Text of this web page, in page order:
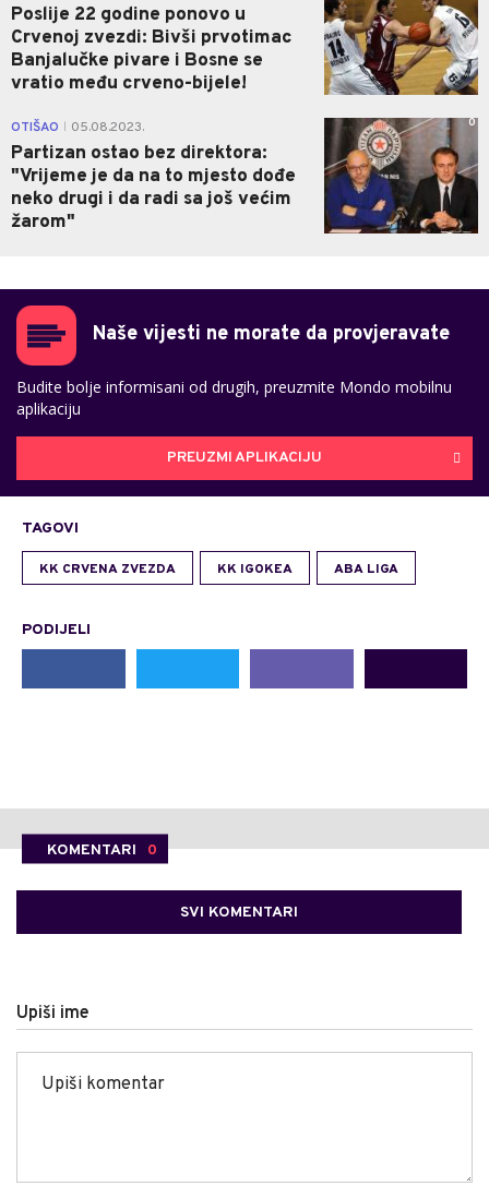
Poslije 22 godine ponovo u
Crvenoj zvezdi: Bivši prvotimac
Banjalučke pivare i Bosne se
vratio među crveno-bijele!
OTIŠAO 05.08.2023.
Partizan ostao bez direktora:
"Vrijeme je da na to mjesto dođe
neko drugi i da radi sa još većim
žarom"
0
Naše vijesti ne morate da provjeravate
Budite bolje informisani od drugih, preuzmite Mondo mobilnu
aplikaciju
PREUZMI APLIKACIJU
TAGOVI
KK CRVENA ZVEZDA KK IGOKEA ABA LIGA
PODIJELI
KOMENTARI 0
SVI KOMENTARI
Upiši ime